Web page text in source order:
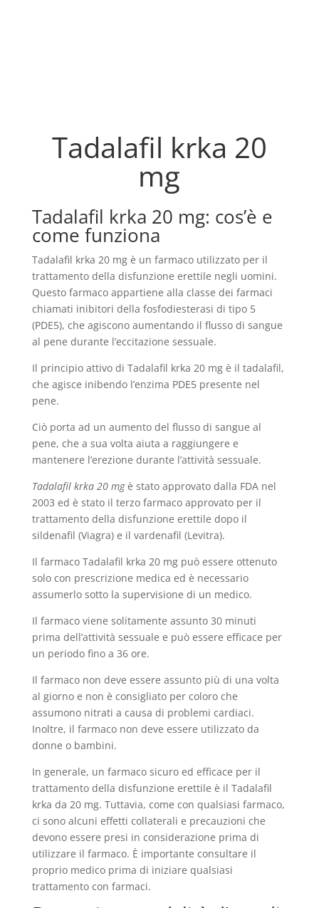
Tadalafil krka 20
mg
Tadalafil krka 20 mg: cos’è e
come funziona
Tadalafil krka 20 mg è un farmaco utilizzato per il
trattamento della disfunzione erettile negli uomini.
Questo farmaco appartiene alla classe dei farmaci
chiamati inibitori della fosfodiesterasi di tipo 5
(PDE5), che agiscono aumentando il flusso di sangue
al pene durante l’eccitazione sessuale.
Il principio attivo di Tadalafil krka 20 mg è il tadalafil,
che agisce inibendo l’enzima PDE5 presente nel
pene.
Ciò porta ad un aumento del flusso di sangue al
pene, che a sua volta aiuta a raggiungere e
mantenere l’erezione durante l’attività sessuale.
Tadalafil krka 20 mgè stato approvato dalla FDA nel
2003 ed è stato il terzo farmaco approvato per il
trattamento della disfunzione erettile dopo il
sildenafil (Viagra) e il vardenafil (Levitra).
Il farmaco Tadalafil krka 20 mg può essere ottenuto
solo con prescrizione medica ed è necessario
assumerlo sotto la supervisione di un medico.
Il farmaco viene solitamente assunto 30 minuti
prima dell’attività sessuale e può essere efficace per
un periodo fino a 36 ore.
Il farmaco non deve essere assunto più di una volta
al giorno e non è consigliato per coloro che
assumono nitrati a causa di problemi cardiaci.
Inoltre, il farmaco non deve essere utilizzato da
donne o bambini.
In generale, un farmaco sicuro ed efficace per il
trattamento della disfunzione erettile è il Tadalafil
krka da 20 mg. Tuttavia, come con qualsiasi farmaco,
ci sono alcuni effetti collaterali e precauzioni che
devono essere presi in considerazione prima di
utilizzare il farmaco. È importante consultare il
proprio medico prima di iniziare qualsiasi
trattamento con farmaci.